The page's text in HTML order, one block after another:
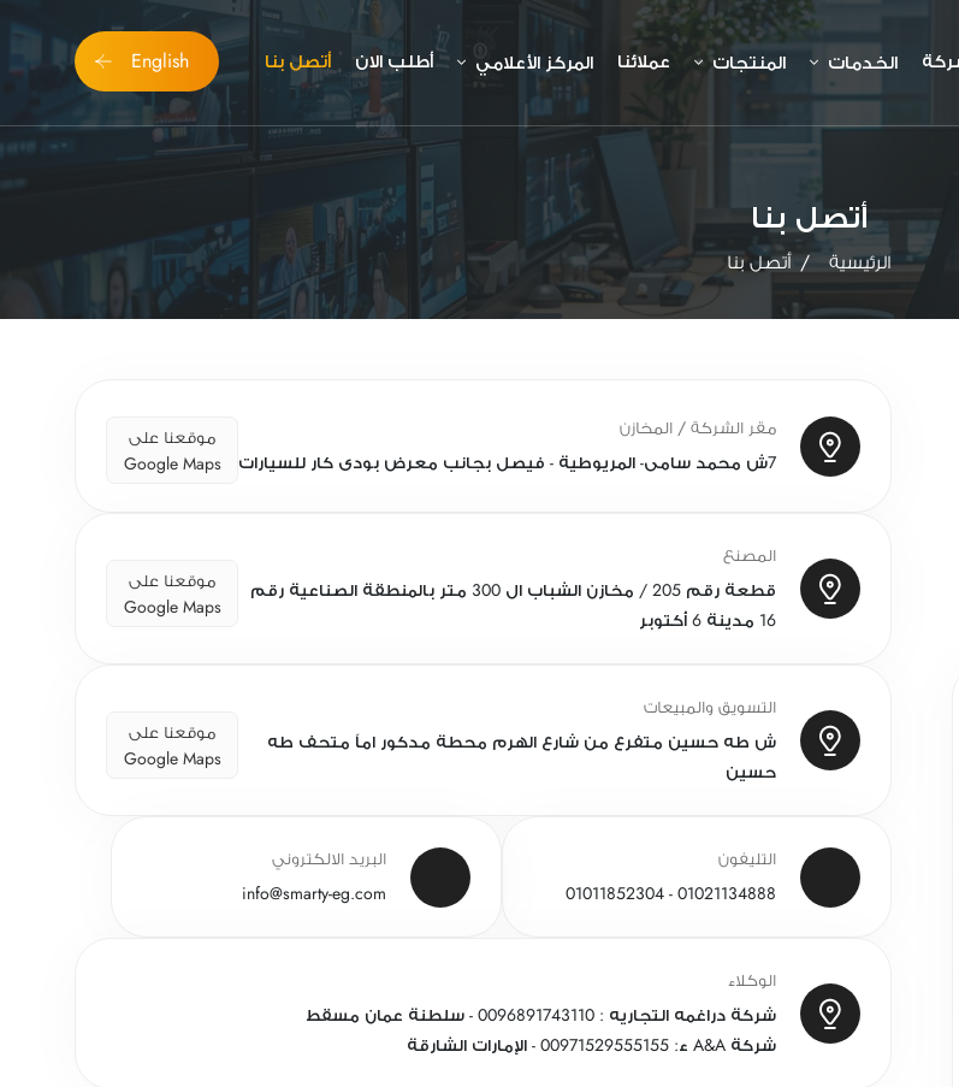
الخدمات المنتجات عملائنا المركز اﻷعلامي أطلب الان أتصل بنا English
أتصل بنا
الرئيسية أتصل بنا
مقر الشركة / المخازن
7ش محمد سامى- المريوطية - فيصل بجانب معرض بودى كار للسيارات
موقعنا على
Google Maps
المصنع
قطعة رقم 205 / مخازن الشباب ال 300 متر بالمنطقة الصناعية رقم
16 مدينة 6 أكتوبر
موقعنا على
Google Maps
التسويق والمبيعات
ش طه حسين متفرع من شارع الهرم محطة مدكور اماً متحف طه
حسين
موقعنا على
Google Maps
التليفون
01021134888 - 01011852304
البريد الالكتروني
info@smarty-eg.com
الوكلاء
شركة دراغمه التجاريه : 0096891743110 - سلطنة عمان مسقط
شركة A&A ء: 00971529555155 - الإمارات الشارقة